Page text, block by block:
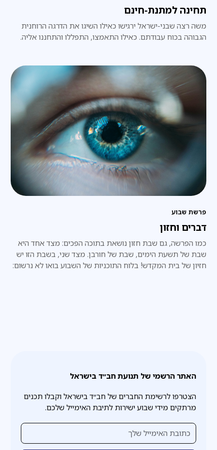
תחינה למתנת-חינם
משה רצה שבני-ישראל ירגישו כאילו השיגו את הדרגה הרוחנית
הגבוהה בכוח עבודתם. כאילו התאמצו, התפללו והתחננו אליה.
פרשת שבוע
דברים וחזון
כמו הפרשה, גם שבת חזון נושאת בתוכה הפכים: מצד אחד היא
שבת של תשעת הימים, שבת של חורבן. מצד שני, בשבת הזו יש
חזיון של בית המקדש! בלוח התוכניות של השבוע בואו לא נרשום:
האתר הרשמי של תנועת חב״ד בישראל
הצטרפו לרשימת החברים של חב״ד בישראל וקבלו תכנים
מרתקים מידי שבוע ישירות לתיבת האימייל שלכם.